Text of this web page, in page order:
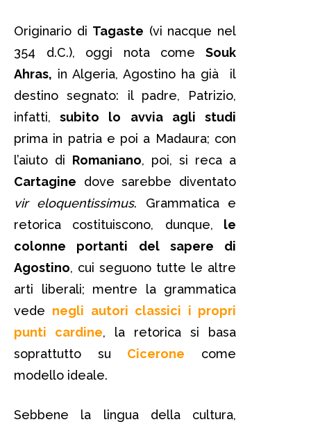
Originario di Tagaste (vi nacque nel
354 d.C.), oggi nota come Souk
Ahras, in Algeria, Agostino ha già il
destino segnato: il padre, Patrizio,
infatti, subito lo avvia agli studi
prima in patria e poi a Madaura; con
l’aiuto di Romaniano, poi, si reca a
Cartagine dove sarebbe diventato
vir eloquentissimus. Grammatica e
retorica costituiscono, dunque, le
colonne portanti del sapere di
Agostino, cui seguono tutte le altre
arti liberali; mentre la grammatica
vede negli autori classici i propri
punti cardine, la retorica si basa
soprattutto su Cicerone come
modello ideale.
Sebbene la lingua della cultura,